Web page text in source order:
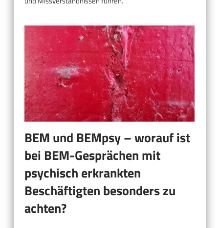
BEM und BEMpsy – worauf ist
bei BEM-Gesprächen mit
psychisch erkrankten
Beschäftigten besonders zu
achten?